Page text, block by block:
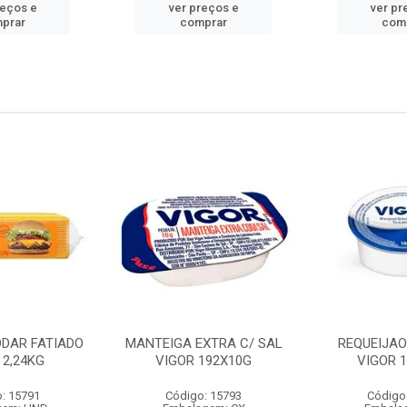
e
ver preços e
comprar
ver
FATIADO
15791
MANTEIGA EXTRA C/ SAL
VIGOR 192X10G
Código: 15793
VIGOR